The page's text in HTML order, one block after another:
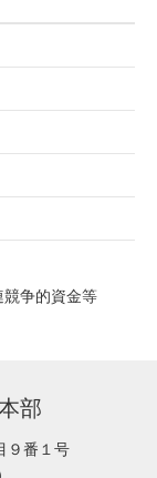
競争的資金等
部
９番１号